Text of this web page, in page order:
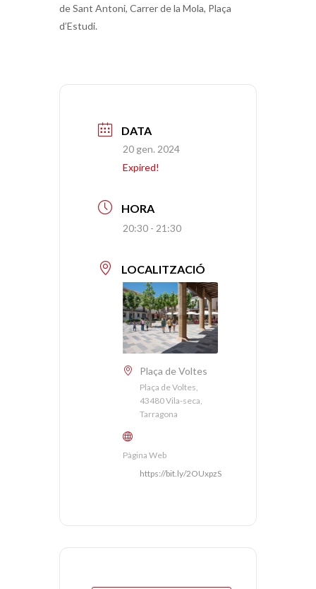
de Sant Antoni, Carrer de la Mola, Plaça
d’Estudi.
DATA
20 gen. 2024
Expired!
HORA
20:30 - 21:30
LOCALITZACIÓ
Plaça de Voltes
Plaça de Voltes,
43480 Vila-seca,
Tarragona
Pàgina Web
https://bit.ly/2OUxpzS